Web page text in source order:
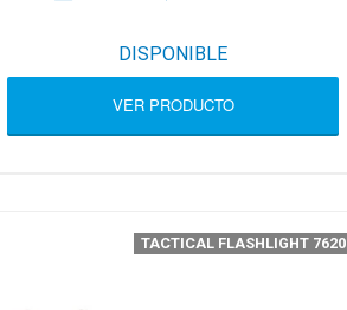
DISPONIBLE
VER PRODUCTO
TACTICAL FLASHLIGHT 7620